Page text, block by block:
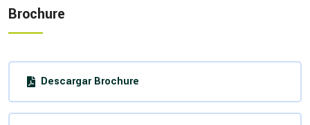
Brochure
Descargar Brochure